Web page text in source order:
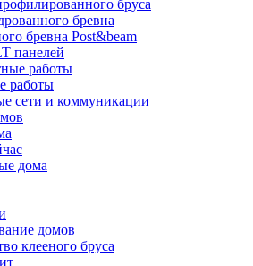
бруса
бревна
бревна Post&beam
панелей
работы
работы
сети и коммуникации
дома
домов
клееного бруса